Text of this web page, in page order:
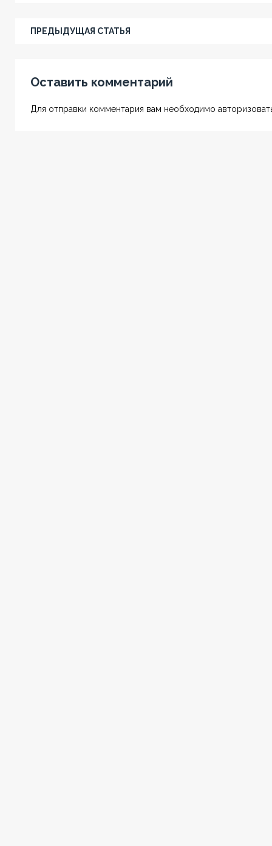
ПРЕДЫДУЩАЯ СТАТЬЯ
Оставить комментарий
Для отправки комментария вам необходимо